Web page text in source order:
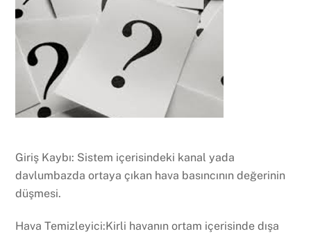
Giriş Kaybı: Sistem içerisindeki kanal yada
davlumbazda ortaya çıkan hava basıncının değerinin
düşmesi.
Hava Temizleyici:Kirli havanın ortam içerisinde dışa